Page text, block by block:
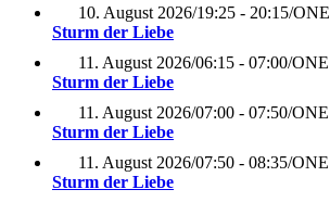
10. August 2026/19:25 - 20:15/ONE
Sturm der Liebe
11. August 2026/06:15 - 07:00/ONE
Sturm der Liebe
11. August 2026/07:00 - 07:50/ONE
Sturm der Liebe
11. August 2026/07:50 - 08:35/ONE
Sturm der Liebe